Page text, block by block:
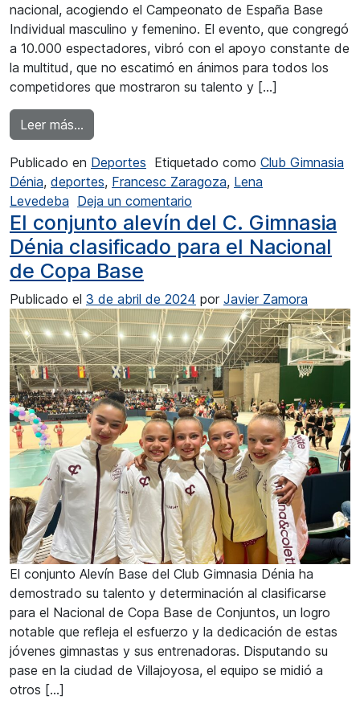
nacional, acogiendo el Campeonato de España Base
Individual masculino y femenino. El evento, que congregó
a 10.000 espectadores, vibró con el apoyo constante de
la multitud, que no escatimó en ánimos para todos los
competidores que mostraron su talento y […]
Leer más…
Publicado en Deportes Etiquetado como Club Gimnasia
Dénia, deportes, Francesc Zaragoza, Lena
Levedeba Deja un comentario
El conjunto alevín del C. Gimnasia
Dénia clasificado para el Nacional
de Copa Base
Publicado el 3 de abril de 2024 por Javier Zamora
El conjunto Alevín Base del Club Gimnasia Dénia ha
demostrado su talento y determinación al clasificarse
para el Nacional de Copa Base de Conjuntos, un logro
notable que refleja el esfuerzo y la dedicación de estas
jóvenes gimnastas y sus entrenadoras. Disputando su
pase en la ciudad de Villajoyosa, el equipo se midió a
otros […]